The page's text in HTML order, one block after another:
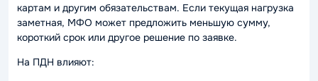
картам и другим обязательствам. Если текущая нагрузка
заметная, МФО может предложить меньшую сумму,
короткий срок или другое решение по заявке.
На ПДН влияют: